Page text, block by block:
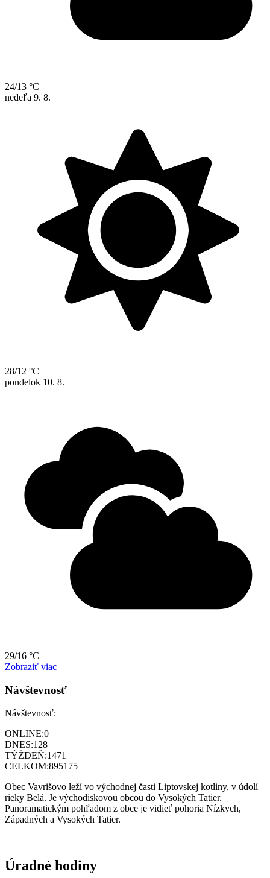
24/13 °C
nedeľa 9. 8.
28/12 °C
pondelok 10. 8.
29/16 °C
Zobraziť viac
Návštevnosť
Návštevnosť:
ONLINE:0
DNES:128
TÝŽDEŇ:1471
CELKOM:895175
Obec Vavrišovo leží vo východnej časti Liptovskej kotliny, v údolí
rieky Belá. Je východiskovou obcou do Vysokých Tatier.
Panoramatickým pohľadom z obce je vidieť pohoria Nízkych,
Západných a Vysokých Tatier.
Úradné hodiny